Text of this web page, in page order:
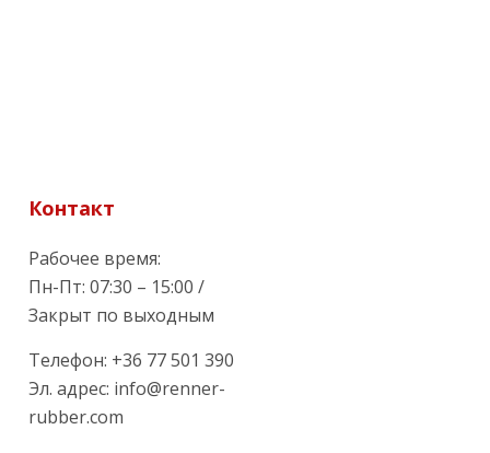
Контакт
Рабочее время:
Пн-Пт: 07:30 – 15:00 /
Закрыт по выходным
Телефон: +36 77 501 390
Эл. адрес: info@renner-
rubber.com